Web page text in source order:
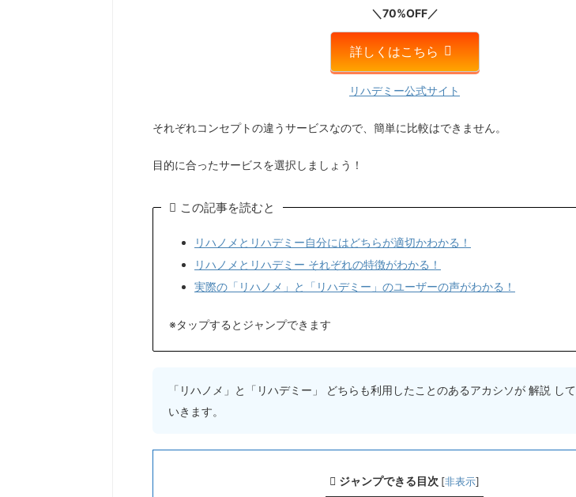
＼70%OFF／
詳しくはこちら
リハデミー公式サイト
それぞれコンセプトの違うサービスなので、簡単に比較はできません。
目的に合ったサービスを選択しましょう！
この記事を読むと
リハノメとリハデミー自分にはどちらが適切かわかる！
リハノメとリハデミー それぞれの特徴がわかる！
実際の「リハノメ」と「リハデミー」のユーザーの声がわかる！
※タップするとジャンプできます
「リハノメ」と「リハデミー」 どちらも利用したことのあるアカシソが 解説 して
いきます。
ジャンプできる目次 [非表示]